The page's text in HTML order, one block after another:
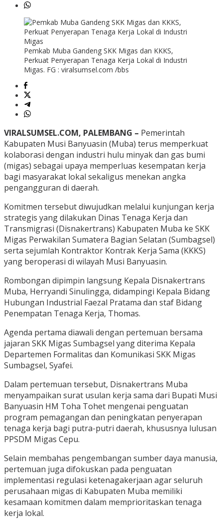
Pemkab Muba Gandeng SKK Migas dan KKKS,
Perkuat Penyerapan Tenaga Kerja Lokal di Industri
Migas. FG : viralsumsel.com /bbs
VIRALSUMSEL.COM, PALEMBANG – Pemerintah
Kabupaten Musi Banyuasin (Muba) terus memperkuat
kolaborasi dengan industri hulu minyak dan gas bumi
(migas) sebagai upaya memperluas kesempatan kerja
bagi masyarakat lokal sekaligus menekan angka
pengangguran di daerah.
Komitmen tersebut diwujudkan melalui kunjungan kerja
strategis yang dilakukan Dinas Tenaga Kerja dan
Transmigrasi (Disnakertrans) Kabupaten Muba ke SKK
Migas Perwakilan Sumatera Bagian Selatan (Sumbagsel)
serta sejumlah Kontraktor Kontrak Kerja Sama (KKKS)
yang beroperasi di wilayah Musi Banyuasin.
Rombongan dipimpin langsung Kepala Disnakertrans
Muba, Herryandi Sinulingga, didampingi Kepala Bidang
Hubungan Industrial Faezal Pratama dan staf Bidang
Penempatan Tenaga Kerja, Thomas.
Agenda pertama diawali dengan pertemuan bersama
jajaran SKK Migas Sumbagsel yang diterima Kepala
Departemen Formalitas dan Komunikasi SKK Migas
Sumbagsel, Syafei.
Dalam pertemuan tersebut, Disnakertrans Muba
menyampaikan surat usulan kerja sama dari Bupati Musi
Banyuasin HM Toha Tohet mengenai penguatan
program pemagangan dan peningkatan penyerapan
tenaga kerja bagi putra-putri daerah, khususnya lulusan
PPSDM Migas Cepu.
Selain membahas pengembangan sumber daya manusia,
pertemuan juga difokuskan pada penguatan
implementasi regulasi ketenagakerjaan agar seluruh
perusahaan migas di Kabupaten Muba memiliki
kesamaan komitmen dalam memprioritaskan tenaga
kerja lokal.